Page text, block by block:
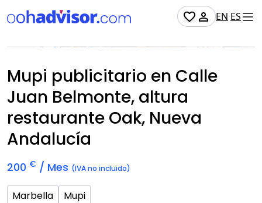
EN ES
No Disponible
Mupi publicitario en Calle
Juan Belmonte, altura
restaurante Oak, Nueva
Andalucía
200 € / Mes (IVA no incluido)
Marbella Mupi